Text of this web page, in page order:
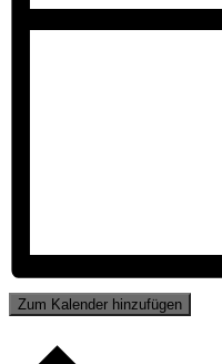
Zum Kalender hinzufügen